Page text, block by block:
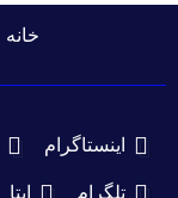
خانه
اینستاگرام
تلگرام ایتا